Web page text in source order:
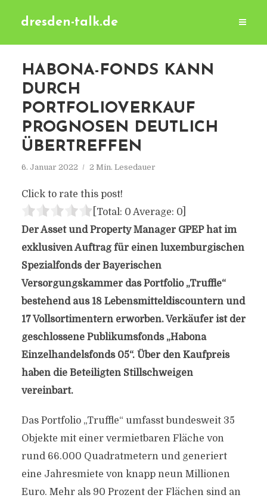
dresden-talk.de
HABONA-FONDS KANN
DURCH
PORTFOLIOVERKAUF
PROGNOSEN DEUTLICH
ÜBERTREFFEN
6. Januar 2022 2 Min. Lesedauer
Click to rate this post!
[Total: 0 Average: 0]
Der Asset und Property Manager GPEP hat im
exklusiven Auftrag für einen luxemburgischen
Spezialfonds der Bayerischen
Versorgungskammer das Portfolio „Truffle“
bestehend aus 18 Lebensmitteldiscountern und
17 Vollsortimentern erworben. Verkäufer ist der
geschlossene Publikumsfonds „Habona
Einzelhandelsfonds 05“. Über den Kaufpreis
haben die Beteiligten Stillschweigen
vereinbart.
Das Portfolio „Truffle“ umfasst bundesweit 35
Objekte mit einer vermietbaren Fläche von
rund 66.000 Quadratmetern und generiert
eine Jahresmiete von knapp neun Millionen
Euro. Mehr als 90 Prozent der Flächen sind an